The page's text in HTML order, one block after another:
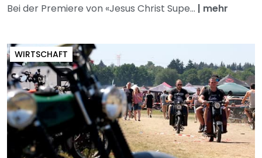
Bei der Premiere von «Jesus Christ Supe... | mehr
WIRTSCHAFT